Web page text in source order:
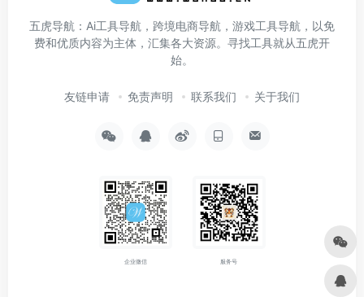
五虎导航：Ai工具导航，跨境电商导航，游戏工具导航，以免
费和优质内容为主体，汇集各大资源。寻找工具就从五虎开
始。
友链申请 免责声明 联系我们 关于我们
企业微信 服务号